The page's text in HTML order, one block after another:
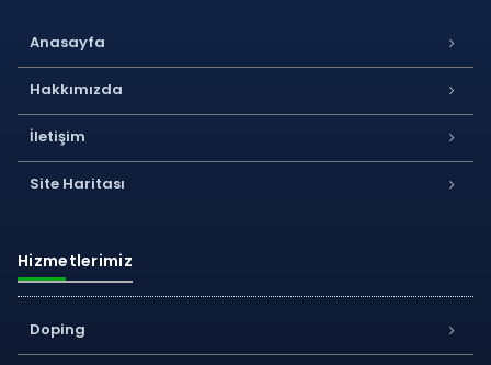
Anasayfa
Hakkımızda
İletişim
Site Haritası
Hizmetlerimiz
Doping